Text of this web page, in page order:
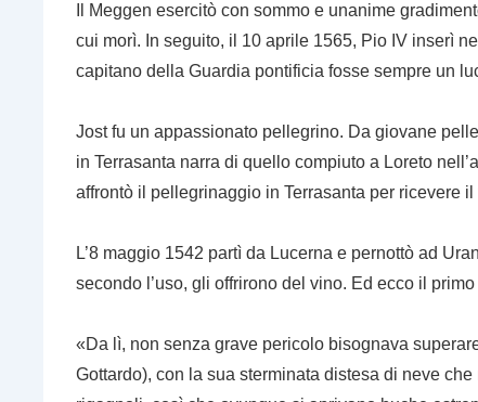
Il Meggen esercitò con sommo e unanime
cui morì. In seguito, il 10 aprile 1565, Pio IV inserì
capitano della Guardia pontificia fosse sempre un
Jost fu un appassionato pellegrino. Da giovane
in Terrasanta narra di quello compiuto a Loreto
affrontò il pellegrinaggio in Terrasanta per ricevere
L’8 maggio 1542 partì da Lucerna e pernottò ad
secondo l’uso, gli offrirono del vino. Ed ecco il
«Da lì, non senza grave pericolo bisognava
Gottardo), con la sua sterminata distesa di neve